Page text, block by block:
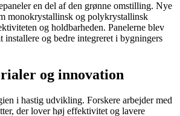
en del af den grønne omstilling. Nye
monokrystallinsk og polykrystallinsk
og holdbarheden. Panelerne blev
installere og bedre integreret i bygningers
og innovation
i hastig udvikling. Forskere arbejder med
der lover høj effektivitet og lavere